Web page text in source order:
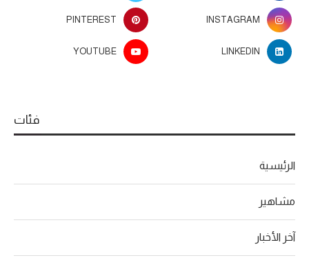
INSTAGRAM
PINTEREST
LINKEDIN
YOUTUBE
فئات
الرئيسية
مشاهير
آخر الأخبار